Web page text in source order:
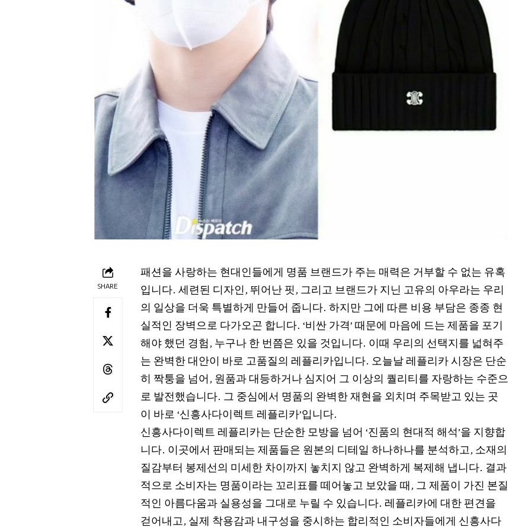
SHARE
패션을 사랑하는 현대인들에게 명품 브랜드가 주는 매력은 거부할 수 없는 유혹
입니다. 세련된 디자인, 뛰어난 핏, 그리고 브랜드가 지닌 고유의 아우라는 우리
의 일상을 더욱 특별하게 만들어 줍니다. 하지만 그에 따른 비용 부담은 종종 현
실적인 장벽으로 다가오곤 합니다. ‘비싼 가격’ 때문에 마음에 드는 제품을 포기
해야 했던 경험, 누구나 한 번쯤은 있을 것입니다. 이때 우리의 선택지를 넓혀주
는 완벽한 대안이 바로 고품질의 레플리카입니다. 오늘날 레플리카시장은 단순
히 짝퉁을 넘어, 원품과 대등하거나 심지어 그 이상의 퀄리티를 자랑하는 수준으
로 발전했습니다. 그 중심에서 명품의 완벽한 재현을 외치며 주목받고 있는 곳
이 바로 ‘신흥사다이렉트 레플리카’입니다.
신흥사다이렉트 레플리카는 단순한 모방을 넘어 ‘진품의 현대적 해석’을 지향합
니다. 이곳에서 판매되는 제품들은 원본의 디테일 하나하나를 분석하고, 소재의
질감부터 봉제선의 미세한 차이까지 놓치지 않고 완벽하게 복제해 냅니다. 결과
적으로 소비자는 명품이라는 꼬리표를 떼어놓고 보았을 때, 그 제품이 가진 본질
적인 아름다움과 실용성을 그대로 누릴 수 있습니다. 레플리카에 대한 편견을
걷어내고, 실제 착용감과 내구성을 중시하는 합리적인 소비자들에게 신흥사다